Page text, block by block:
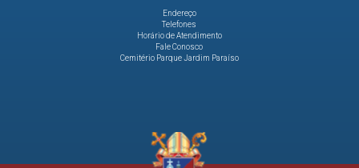
Endereço
Telefones
Horário de Atendimento
Fale Conosco
Cemitério Parque Jardim Paraíso